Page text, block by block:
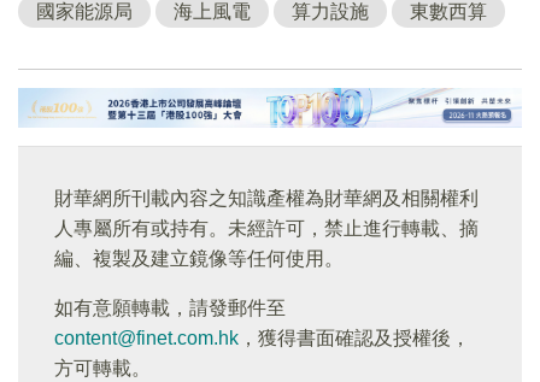
國家能源局 海上風電 算力設施 東數西算
財華網所刊載內容之知識產權為財華網及相關權利
人專屬所有或持有。未經許可，禁止進行轉載、摘
編、複製及建立鏡像等任何使用。
如有意願轉載，請發郵件至
content@finet.com.hk ，獲得書面確認及授權後，
方可轉載。